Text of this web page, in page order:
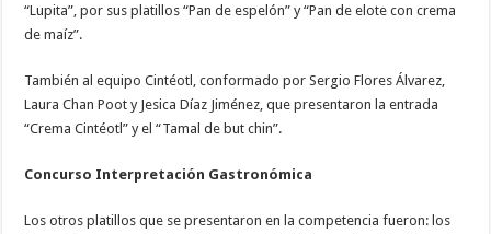
“Lupita”, por sus platillos “Pan de espelón” y “Pan de elote con crema
de maíz”.
También al equipo Cintéotl, conformado por Sergio Flores Álvarez,
Laura Chan Poot y Jesica Díaz Jiménez, que presentaron la entrada
“Crema Cintéotl” y el “Tamal de but chin”.
Concurso Interpretación Gastronómica
Los otros platillos que se presentaron en la competencia fueron: los